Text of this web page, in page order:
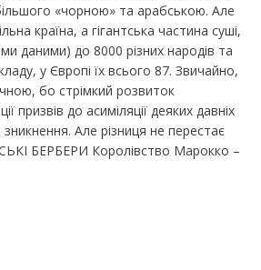
«чорною» та арабською. Але
країна, а гігантська частина суші,
даними) до 8000 різних народів та
у Європі їх всього 87. Звичайно,
бо стрімкий розвиток
призвів до асиміляції деяких давніх
Але різниця не перестає
БЕРБЕРИ Королівство Марокко –